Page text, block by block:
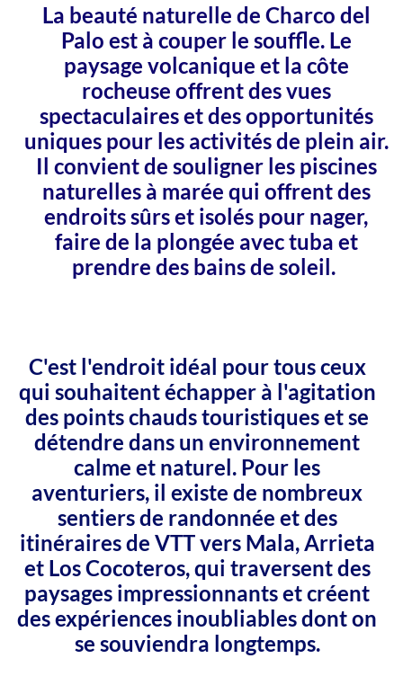
La beauté naturelle de Charco del
Palo est à couper le souffle. Le
paysage volcanique et la côte
rocheuse offrent des vues
spectaculaires et des opportunités
uniques pour les activités de plein air.
Il convient de souligner les piscines
naturelles à marée qui offrent des
endroits sûrs et isolés pour nager,
faire de la plongée avec tuba et
prendre des bains de soleil.
C'est l'endroit idéal pour tous ceux
qui souhaitent échapper à l'agitation
des points chauds touristiques et se
détendre dans un environnement
calme et naturel. Pour les
aventuriers, il existe de nombreux
sentiers de randonnée et des
itinéraires de VTT vers Mala, Arrieta
et Los Cocoteros, qui traversent des
paysages impressionnants et créent
des expériences inoubliables dont on
se souviendra longtemps.